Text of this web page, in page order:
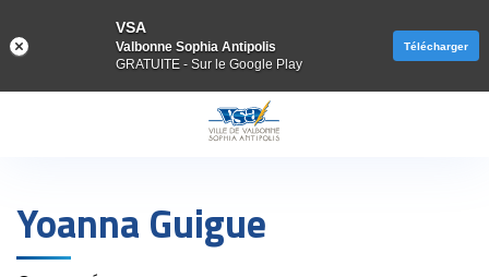
Yoanna Guigue
VSA
Valbonne Sophia Antipolis
GRATUITE - Sur le Google Play
Télécharger